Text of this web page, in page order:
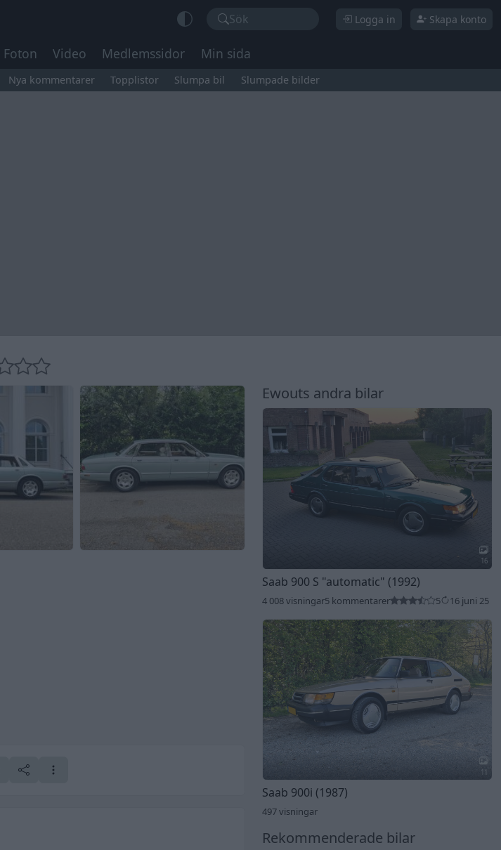
Sök Logga in Skapa konto
Foton Video Medlemssidor Min sida
Nya kommentarer Topplistor Slumpa bil Slumpade bilder
Ewouts andra bilar
16
Saab 900 S "automatic" (1992)
4 008 visningar5 kommentarer 5 16 juni 25
11
Saab 900i (1987)
497 visningar
Rekommenderade bilar